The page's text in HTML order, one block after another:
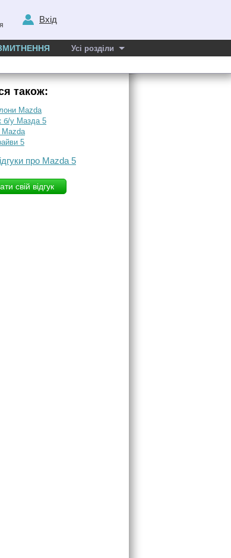
Вхід
Усі розділи
також:
Mazda
б/у Мазда 5
Mazda
5
про Mazda 5
свій відгук